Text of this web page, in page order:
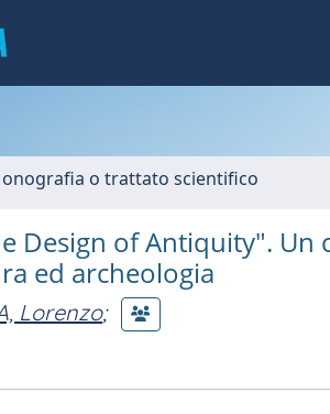
o trattato scientifico
Design of Antiquity".
ed archeologia
Lorenzo;